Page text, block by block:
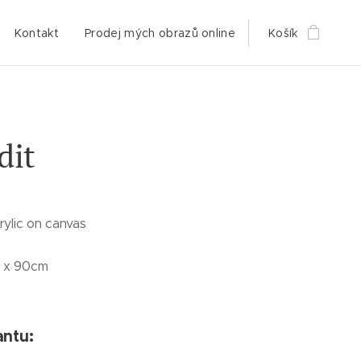
Kontakt Prodej mých obrazů online Košík
on canvas
x 90cm